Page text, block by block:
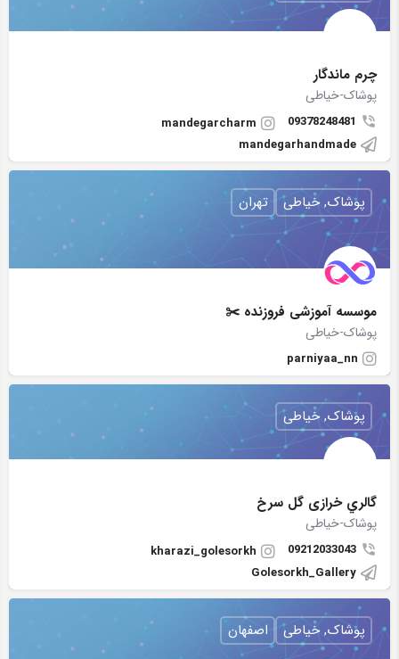
چرم ماندگار
پوشاک-خیاطی
09378248481
mandegarcharm
mandegarhandmade
موسسه آموزشی فروزنده ✂️
پوشاک-خیاطی
parniyaa_nn
پوشاک, خیاطی تهران
گالري خرازی گل سرخ
پوشاک-خیاطی
09212033043
kharazi_golesorkh
Golesorkh_Gallery
پوشاک, خیاطی
پوشاک, خیاطی اصفهان